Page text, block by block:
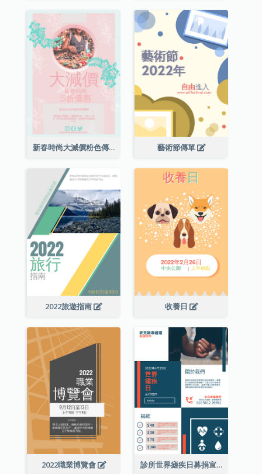
新春時尚大減價粉色傳單 藝術節傳單
2022旅遊指南 收養日
2022職業博覽會 診所世界瘧疾日募捐宣傳單張